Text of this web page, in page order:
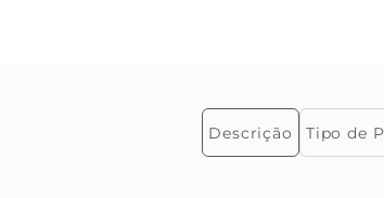
Descrição Tipo de